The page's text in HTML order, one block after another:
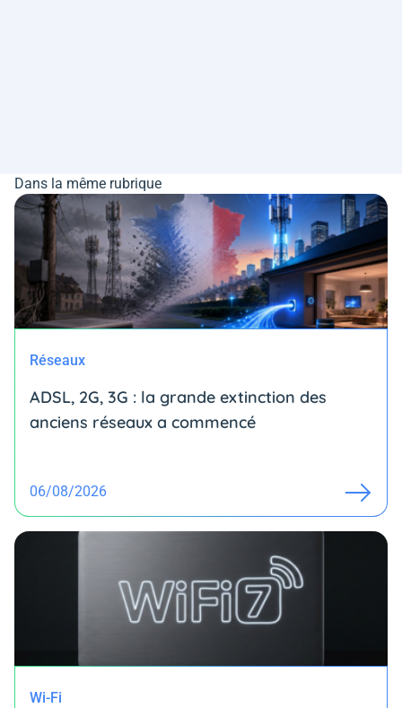
Dans la même rubrique
Réseaux
ADSL, 2G, 3G : la grande extinction des
anciens réseaux a commencé
06/08/2026
Wi-Fi